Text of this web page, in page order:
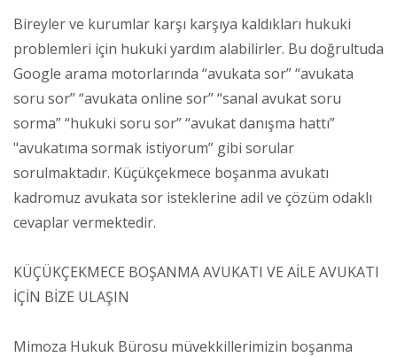
Bireyler ve kurumlar karşı karşıya kaldıkları hukuki
problemleri için hukuki yardım alabilirler. Bu doğrultuda
Google arama motorlarında “avukata sor” “avukata
soru sor” “avukata online sor” “sanal avukat soru
sorma” “hukuki soru sor” “avukat danışma hattı”
"avukatıma sormak istiyorum” gibi sorular
sorulmaktadır. Küçükçekmece boşanma avukatı
kadromuz avukata sor isteklerine adil ve çözüm odaklı
cevaplar vermektedir.
KÜÇÜKÇEKMECE BOŞANMA AVUKATI VE AİLE AVUKATI
İÇİN BİZE ULAŞIN
Mimoza Hukuk Bürosu müvekkillerimizin boşanma